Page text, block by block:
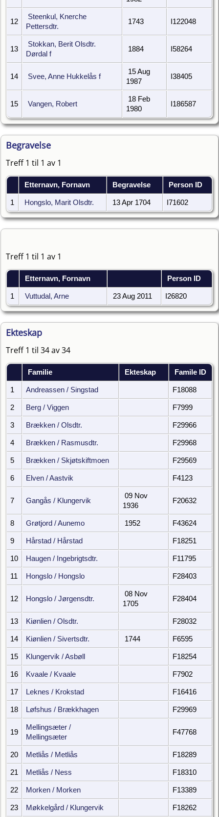
12
Steenkul, Knerche
Pettersdtr.
1743 I122048
13
Stokkan, Berit Olsdtr.
Dørdal f
1884 I58264
14 Svee, Anne Hukkelås f
15 Aug
1987
I38405
15 Vangen, Robert
18 Feb
1980
I186587
Begravelse
Treff 1 til 1 av 1
Etternavn, Fornavn Begravelse Person ID
1 Hongslo, Marit Olsdtr. 13 Apr 1704 I71602
Treff 1 til 1 av 1
Etternavn, Fornavn Person ID
1 Vuttudal, Arne 23 Aug 2011 I26820
Ekteskap
Treff 1 til 34 av 34
Familie Ekteskap Famile ID
1 Andreassen / Singstad F18088
2 Berg / Viggen F7999
3 Brækken / Olsdtr. F29966
4 Brækken / Rasmusdtr. F29968
5 Brækken / Skjøtskiftmoen F29569
6 Elven / Aastvik F4123
7 Gangås / Klungervik
09 Nov
1936
F20632
8 Grøtjord / Aunemo 1952 F43624
9 Hårstad / Hårstad F18251
10 Haugen / Ingebrigtsdtr. F11795
11 Hongslo / Hongslo F28403
12 Hongslo / Jørgensdtr.
08 Nov
1705
F28404
13 Kiønlien / Olsdtr. F28032
14 Kiønlien / Sivertsdtr. 1744 F6595
15 Klungervik / Asbøll F18254
16 Kvaale / Kvaale F7902
17 Leknes / Krokstad F16416
18 Løfshus / Brækkhagen F29969
19
Mellingsæter /
Mellingsæter
F47768
20 Metliås / Metliås F18289
21 Metliås / Ness F18310
22 Morken / Morken F13389
23 Møkkelgård / Klungervik F18262